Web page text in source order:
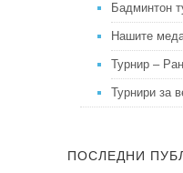
Бадминтон
Нашите
Турнир –
Турнири за
ПОСЛЕДНИ